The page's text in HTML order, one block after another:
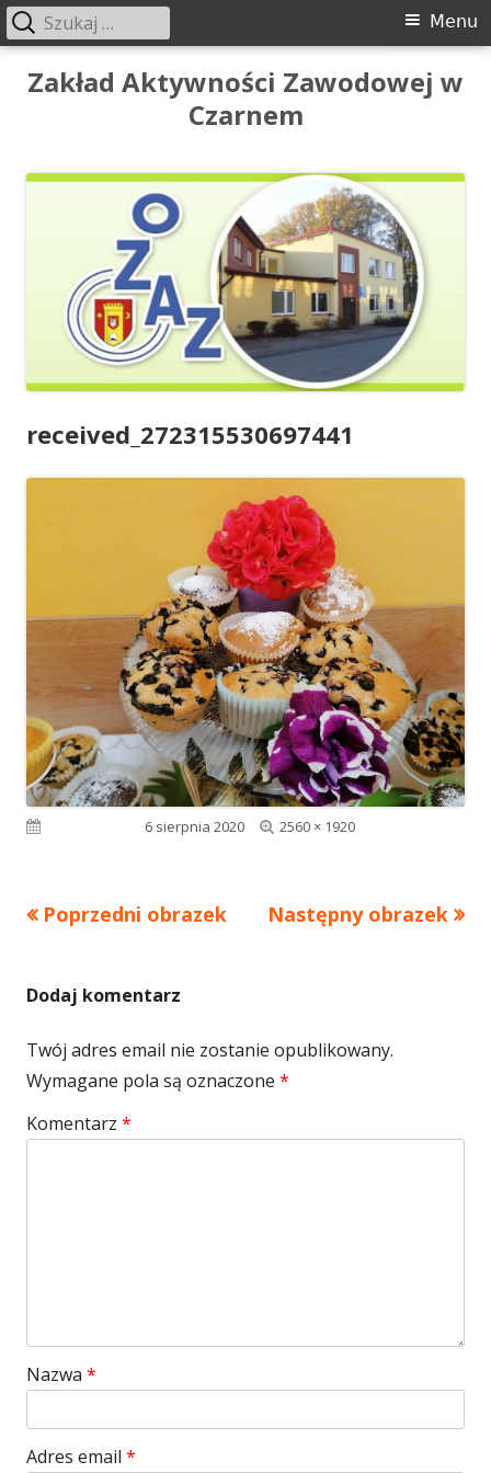
Przeskocz
Zakład Aktywności Zawodowej w
Czarnem
Menu
główne
Menu
Szukaj:
received_272315530697441
6 sierpnia 2020
Pełny
2560 × 1920
Poprzedni obrazek Następny obrazek
Dodaj komentarz
Twój adres email nie zostanie opublikowany.
Wymagane pola są oznaczone *
Komentarz *
Nazwa *
Adres email *